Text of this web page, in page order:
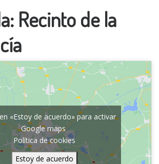
Recinto de la
«Estoy de acuerdo» para activar
Google maps
Política de cookies
Estoy de acuerdo